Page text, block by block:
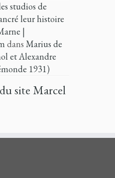
studios de
leur histoire
|
dans Marius de
et Alexandre
1931)
site Marcel